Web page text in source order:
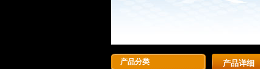
产品分类 产品详细